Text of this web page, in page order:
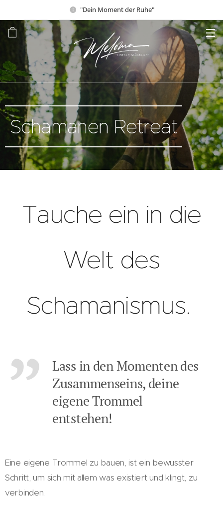
"Dein Moment der Ruhe"
Schamanen Retreat
Tauche ein in die
Welt des
Schamanismus.
Lass in den Momenten des
Zusammenseins, deine
eigene Trommel
entstehen!
Eine eigene Trommel zu bauen, ist ein bewusster
Schritt, um sich mit allem was existiert und klingt, zu
verbinden.